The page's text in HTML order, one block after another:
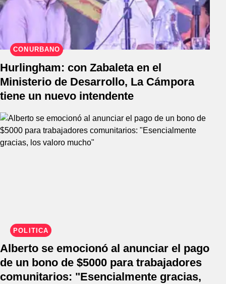
CONURBANO
Hurlingham: con Zabaleta en el
Ministerio de Desarrollo, La Cámpora
tiene un nuevo intendente
POLÍTICA
Alberto se emocionó al anunciar el pago
de un bono de $5000 para trabajadores
comunitarios: "Esencialmente gracias,